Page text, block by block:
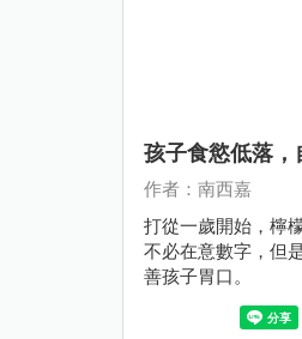
孩子食慾低落，
作者：南西嘉
打從一歲開始，檸
不必在意數字，但
善孩子胃口。